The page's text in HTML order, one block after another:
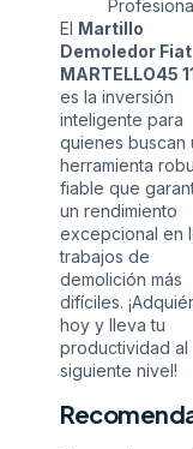
El Martillo
Demoledor Fiat
MARTELLO45
es la inversión
inteligente para
quienes buscan
herramienta
fiable que
un rendimiento
excepcional en
trabajos de
demolición más
difíciles.
hoy y lleva tu
productividad al
siguiente nivel!